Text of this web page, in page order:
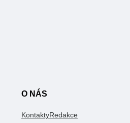
O NÁS
KontaktyRedakce